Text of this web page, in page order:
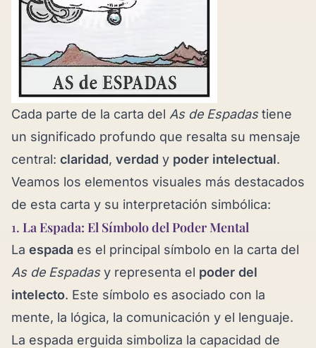
Cada parte de la carta del As de Espadastiene
un significado profundo que resalta su mensaje
central: claridad, verdad y poder intelectual.
Veamos los elementos visuales más destacados
de esta carta y su interpretación simbólica:
1. La Espada: El Símbolo del Poder Mental
La espada es el principal símbolo en la carta del
As de Espadasy representa el poder del
intelecto. Este símbolo es asociado con la
mente, la lógica, la comunicación y el lenguaje.
La espada erguida simboliza la capacidad de